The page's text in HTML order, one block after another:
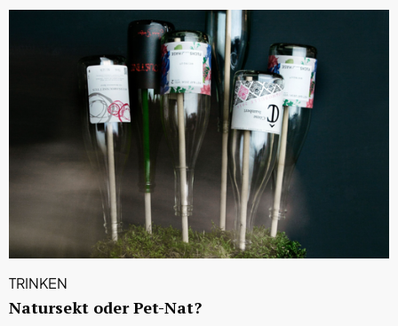
TRINKEN
Natursekt oder Pet-Nat?